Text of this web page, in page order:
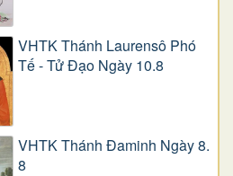
VHTK Thánh Laurensô Phó
Tế - Tử Đạo Ngày 10.8
VHTK Thánh Đaminh Ngày 8.
8